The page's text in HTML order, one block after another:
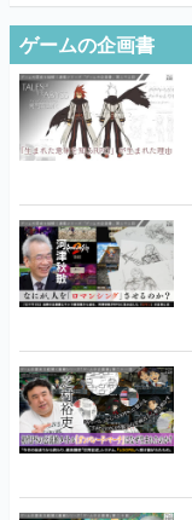
ゲームの企画書